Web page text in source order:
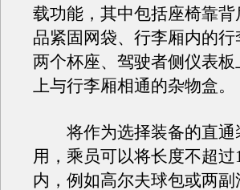
载功能，其中包括座椅靠
品紧固网袋、行李厢内的
两个杯座、驾驶者侧仪表
上与行李厢相通的杂物盒。
将作为选择装备的直通
用，乘员可以将长度不超
内，例如高尔夫球包或两副